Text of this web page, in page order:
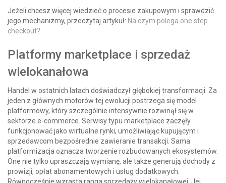
Jeżeli chcesz więcej wiedzieć o procesie zakupowym i sprawdzić
jego mechanizmy, przeczytaj artykuł: Na czym polega one step
checkout?
Platformy marketplace i sprzedaż
wielokanałowa
Handel w ostatnich latach doświadczył głębokiej transformacji. Za
jeden z głównych motorów tej ewolucji postrzega się model
platformowy, który szczególnie intensywnie rozwinął się w
sektorze e-commerce. Serwisy typu marketplace zaczęły
funkcjonować jako wirtualne rynki, umożliwiając kupującym i
sprzedawcom bezpośrednie zawieranie transakcji. Sama
platformizacja oznacza tworzenie rozbudowanych ekosystemów.
One nie tylko upraszczają wymianę, ale także generują dochody z
prowizji, opłat abonamentowych i usług dodatkowych.
Równocześnie wzrasta ranga sprzedaży wielokanałowej. Jej